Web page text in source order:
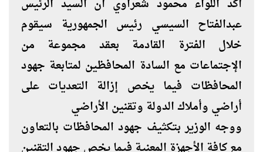
أكد اللواء محمود شعراوي أن السيد الرئيس
عبدالفتاح السيسي رئيس الجمهورية سيقوم
خلال الفترة القادمة بعقد مجموعة من
الإجتماعات مع السادة المحافظين لمتابعة جهود
المحافظات فيما يخص إزالة التعديات على
أراضي وأملاك الدولة وتقنين الأراضي
ووجه الوزير بتكثيف جهود المحافظات بالتعاون